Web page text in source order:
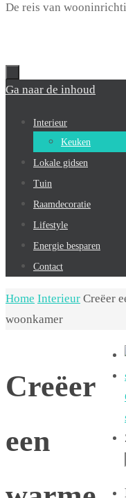
De reis van
Ga naar de inhoud
Interieur
Keuken
Lokale gidsen
Tuin
Raamdecoratie
Lifestyle
Energie besparen
Contact
Home Interieur Creëer
woonkamer
Creëer
een